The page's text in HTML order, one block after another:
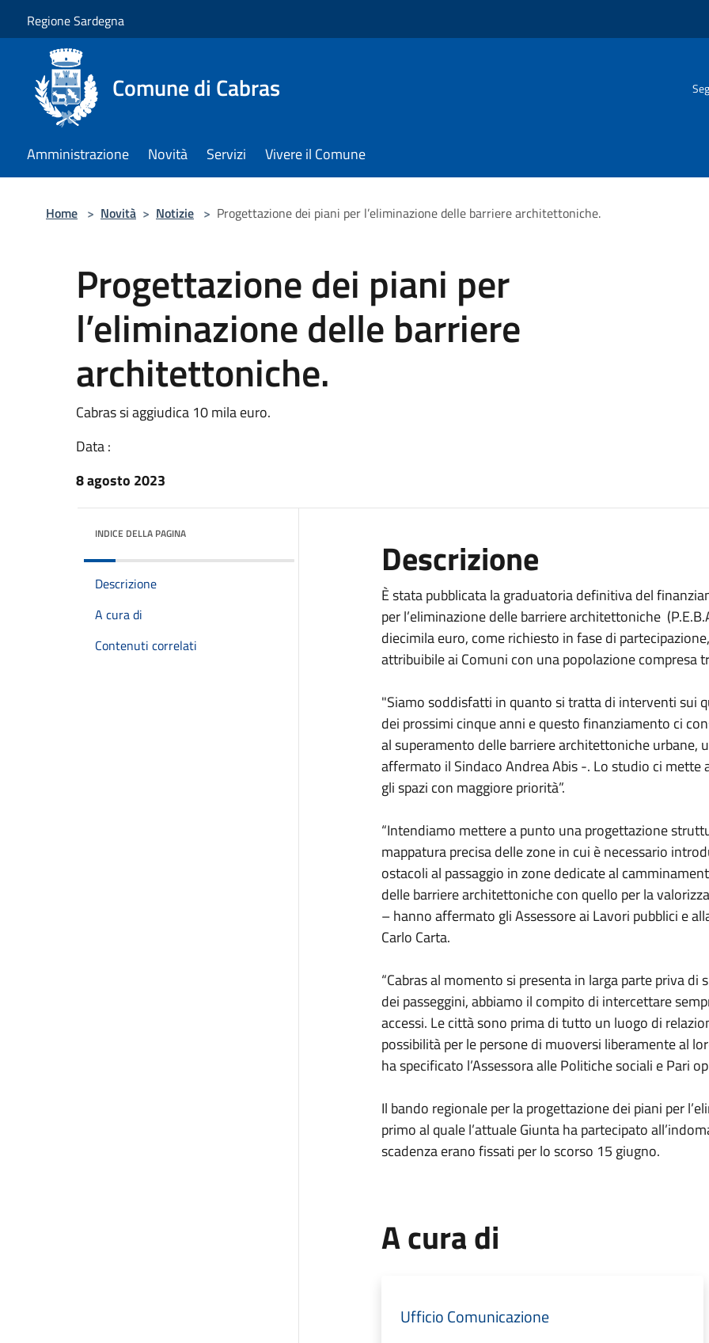
Regione Sardegna
Comune di Cabras
Amministrazione Novità Servizi Vivere il Comune
Home > Novità > Notizie > Progettazione dei piani per l’eliminazione delle barriere architettoniche.
Progettazione dei piani per
l’eliminazione delle barriere
architettoniche.
Cabras si aggiudica 10 mila euro.
Data :
8 agosto 2023
INDICE DELLA PAGINA
Descrizione
A cura di
Contenuti correlati
Descrizione
È stata pubblicata la graduatoria definitiva del
per l’eliminazione delle barriere architettoniche
diecimila euro, come richiesto in fase di
attribuibile ai Comuni con una popolazione compresa
"Siamo soddisfatti in quanto si tratta di interventi sui
dei prossimi cinque anni e questo finanziamento ci
al superamento delle barriere architettoniche urbane,
affermato il Sindaco Andrea Abis -. Lo studio ci
gli spazi con maggiore priorità”.
“Intendiamo mettere a punto una progettazione
mappatura precisa delle zone in cui è necessario
ostacoli al passaggio in zone dedicate al
delle barriere architettoniche con quello per la
– hanno affermato gli Assessore ai Lavori pubblici e
Carlo Carta.
“Cabras al momento si presenta in larga parte priva
dei passeggini, abbiamo il compito di intercettare
accessi. Le città sono prima di tutto un luogo di
possibilità per le persone di muoversi liberamente al
ha specificato l’Assessora alle Politiche sociali e Pari
Il bando regionale per la progettazione dei piani per
primo al quale l’attuale Giunta ha partecipato
scadenza erano fissati per lo scorso 15 giugno.
A cura di
Ufficio Comunicazione